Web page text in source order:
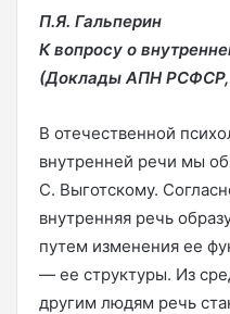
П.Я. Гальперин
К вопросу о
(Доклады АПН РСФСР,
В отечественной
внутренней речи мы
С. Выготскому.
внутренняя речь
путем изменения ее
— ее структуры. Из
другим людям речь